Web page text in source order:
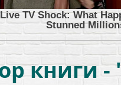
книги -